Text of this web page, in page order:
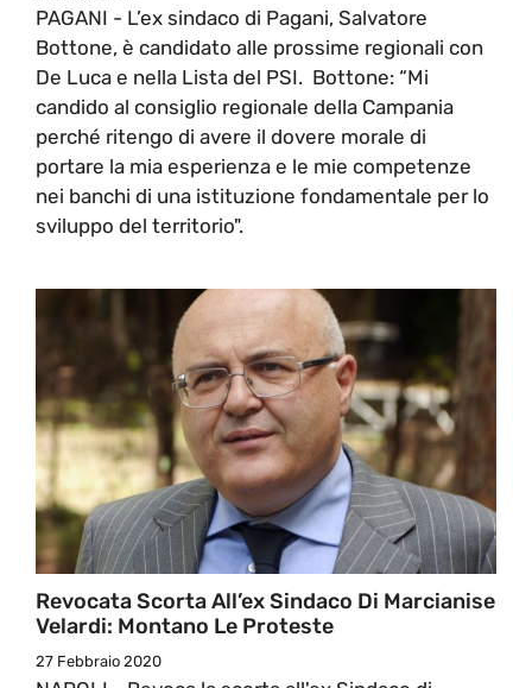
PAGANI - L’ex sindaco di Pagani, Salvatore
Bottone, è candidato alle prossime regionali con
De Luca e nella Lista del PSI. Bottone: “Mi
candido al consiglio regionale della Campania
perché ritengo di avere il dovere morale di
portare la mia esperienza e le mie competenze
nei banchi di una istituzione fondamentale per lo
sviluppo del territorio".
Revocata Scorta All’ex Sindaco Di Marcianise
Velardi: Montano Le Proteste
27 Febbraio 2020